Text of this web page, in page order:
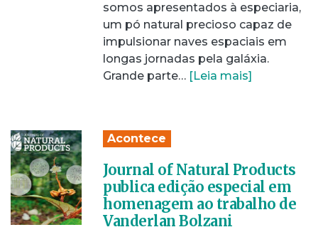
somos apresentados à especiaria,
um pó natural precioso capaz de
impulsionar naves espaciais em
longas jornadas pela galáxia.
Grande parte… [Leia mais]
Acontece
Journal of Natural Products
publica edição especial em
homenagem ao trabalho de
Vanderlan Bolzani